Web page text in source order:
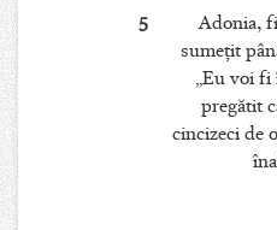
5
Adonia,
sumeţit
„Eu voi fi
pregătit
cincizeci de